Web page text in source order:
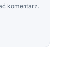
komentarz.